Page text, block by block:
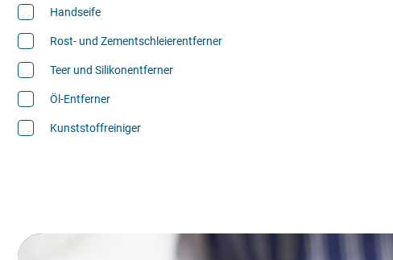
Handseife
Rost- und Zementschleierentferner
Teer und Silikonentferner
Öl-Entferner
Kunststoffreiniger